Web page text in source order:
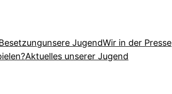
unsere JugendWir in der Presse
Aktuelles unserer Jugend